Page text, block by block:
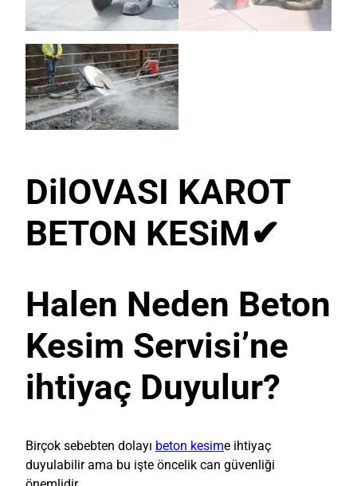
DilOVASI KAROT
BETON KESiM✔
Halen Neden Beton
Kesim Servisi’ne
ihtiyaç Duyulur?
Birçok sebebten dolayı beton kesime ihtiyaç
duyulabilir ama bu işte öncelik can güvenliği